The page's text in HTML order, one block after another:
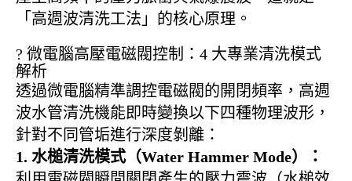
「高週波清洗工法」的核心原理。
?️ 微電腦高壓電磁閥控制：4 大專業清洗模式
解析
透過微電腦精準調控電磁閥的開閉頻率，高週
波水管清洗機能即時變換以下四種物理波形，
針對不同管垢進行深度剝離：
1. 水槌清洗模式（Water Hammer Mode）：